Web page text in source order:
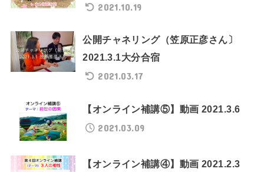
2021.10.19
公開チャネリング（笠原正彦さん〕
2021.3.1大分合宿
2021.03.17
【オンライン補講⑤】動画 2021.3.6
2021.03.09
【オンライン補講④】動画 2021.2.3